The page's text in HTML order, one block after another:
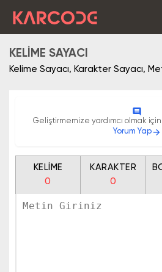
KELIME SAYACI
Kelime Sayacı, Karakter Sayacı,
comment
Geliştirmemize yardımcı olmak
Yorum Yaparrow_forward
KELIME
0
KARAKTER
0